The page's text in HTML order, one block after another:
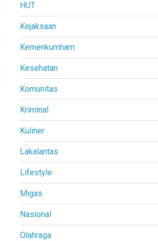
HUT
Kejaksaan
Kemenkumham
Kesehatan
Komunitas
Kriminal
Kuliner
Lakalantas
Lifestyle
Migas
Nasional
Olahraga